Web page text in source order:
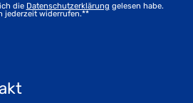
die Daten­schutz­erklärung gelesen habe.
jederzeit widerrufen.**